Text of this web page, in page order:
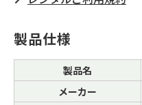
製品仕様
製品名
メーカー